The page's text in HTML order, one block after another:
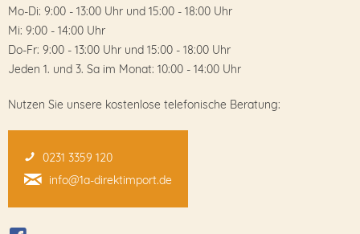
Mo-Di: 9:00 - 13:00 Uhr und 15:00 - 18:00 Uhr
Mi: 9:00 - 14:00 Uhr
Do-Fr: 9:00 - 13:00 Uhr und 15:00 - 18:00 Uhr
Jeden 1. und 3. Sa im Monat: 10:00 - 14:00 Uhr
Nutzen Sie unsere kostenlose telefonische Beratung:
0231 3359 120
info@1a-direktimport.de